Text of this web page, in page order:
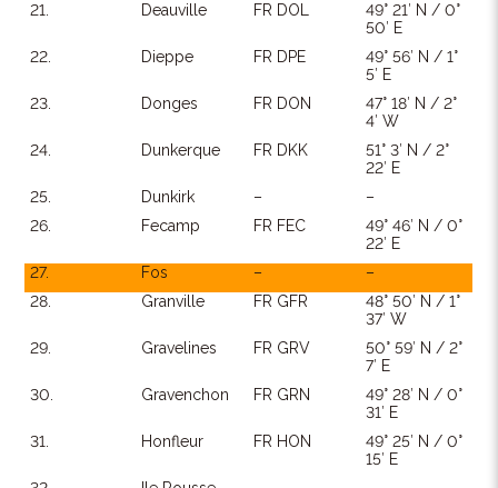
21.
Deauville FR DOL
49° 21′ N / 0°
50′ E
22.
Dieppe FR DPE
49° 56′ N / 1°
5′ E
23.
Donges FR DON
47° 18′ N / 2°
4′ W
24.
Dunkerque FR DKK
51° 3′ N / 2°
22′ E
25.
Dunkirk –
–
26.
Fecamp FR FEC
49° 46′ N / 0°
22′ E
27.
Fos –
–
28.
Granville FR GFR
48° 50′ N / 1°
37′ W
29.
Gravelines FR GRV
50° 59′ N / 2°
7′ E
30.
Gravenchon FR GRN
49° 28′ N / 0°
31′ E
31.
Honfleur FR HON
49° 25′ N / 0°
15′ E